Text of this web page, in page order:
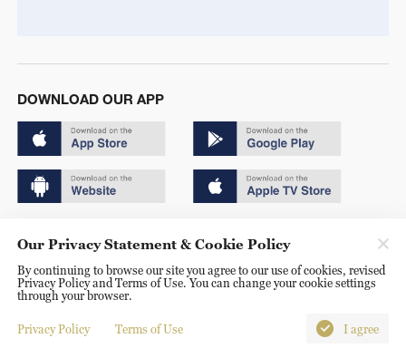
DOWNLOAD OUR APP
京ICP备20000184号
京公网安备 11010502050052号
Disinformation report hotline: 010-85061466
Our Privacy Statement & Cookie Policy
By continuing to browse our site you agree to our use of cookies, revised
Privacy Policy and Terms of Use. You can change your cookie settings
through your browser.
Privacy Policy Terms of Use I agree